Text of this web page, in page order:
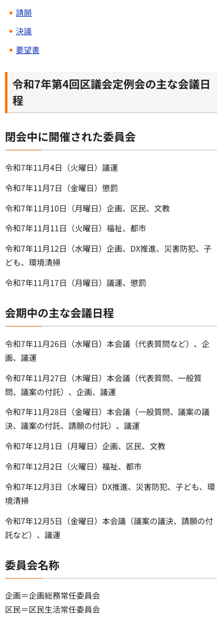
請願
決議
要望書
令和7年第4回区議会定例会の主な会議日
程
閉会中に開催された委員会
令和7年11月4日（火曜日）議運
令和7年11月7日（金曜日）懲罰
令和7年11月10日（月曜日）企画、区民、文教
令和7年11月11日（火曜日）福祉、都市
令和7年11月12日（水曜日）企画、DX推進、災害防犯、子
ども、環境清掃
令和7年11月17日（月曜日）議運、懲罰
会期中の主な会議日程
令和7年11月26日（水曜日）本会議（代表質問など）、企
画、議運
令和7年11月27日（木曜日）本会議（代表質問、一般質
問、議案の付託）、企画、議運
令和7年11月28日（金曜日）本会議（一般質問、議案の議
決、議案の付託、請願の付託）、議運
令和7年12月1日（月曜日）企画、区民、文教
令和7年12月2日（火曜日）福祉、都市
令和7年12月3日（水曜日）DX推進、災害防犯、子ども、環
境清掃
令和7年12月5日（金曜日）本会議（議案の議決、請願の付
託など）、議運
委員会名称
企画＝企画総務常任委員会
区民＝区民生活常任委員会